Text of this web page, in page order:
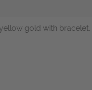
gold with bracelet.